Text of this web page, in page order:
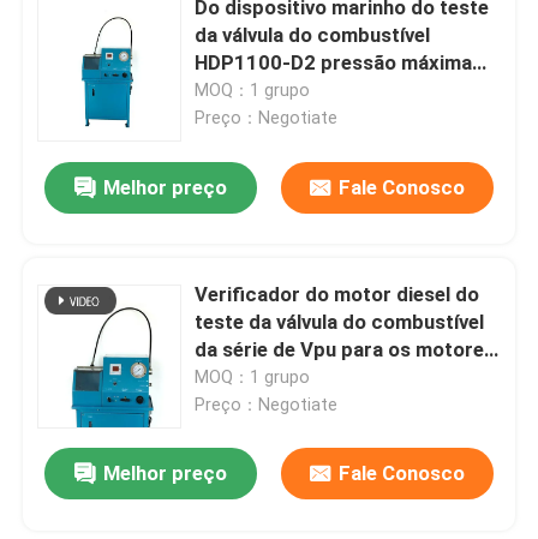
Ferramentas do separador da flange
Componentes hidráulicos
Ferramenta do detector de gás
2 peças de motor diesel do curso
4 peças de motor diesel do curso
Do dispositivo marinho do teste
da válvula do combustível
HDP1100-D2 pressão máxima
1100Bar 100Kg
MOQ：1 grupo
Preço：Negotiate
Melhor preço Fale Conosco
Verificador do motor diesel do
teste da válvula do combustível
da série de Vpu para os motores
diesel principais e auxiliares
MOQ：1 grupo
Preço：Negotiate
Melhor preço Fale Conosco